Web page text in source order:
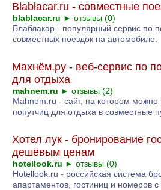
Blablacar.ru - совместные
blablacar.ru ► отзывы (0)
Блаблакар - популярный сервис по
совместных поездок на автомобиле.
Махнём.ру - веб-сервис по
для отдыха
mahnem.ru ► отзывы (2)
Mahnem.ru - сайт, на котором можно
попутчиц для отдыха в совместные
Хотел лук - бронирование
дешёвым ценам
hotellook.ru ► отзывы (0)
Hotellook.ru - российская система
апартаментов, гостиниц и номеров